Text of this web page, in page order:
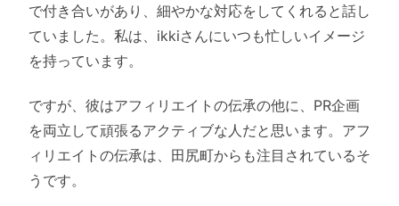
で付き合いがあり、細やかな対応をしてくれると話し
ていました。私は、ikkiさんにいつも忙しいイメージ
を持っています。
ですが、彼はアフィリエイトの伝承の他に、PR企画
を両立して頑張るアクティブな人だと思います。アフ
ィリエイトの伝承は、田尻町からも注目されているそ
うです。